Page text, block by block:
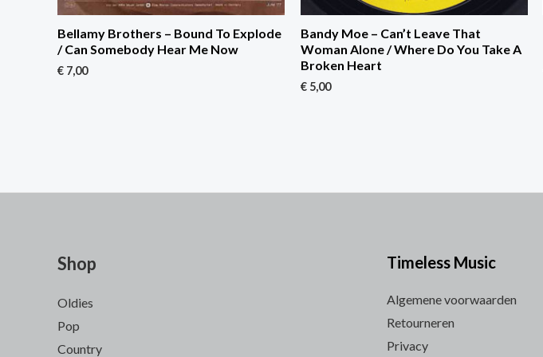
Bellamy Brothers – Bound To Explode
/ Can Somebody Hear Me Now
€ 7,00
Bandy Moe – Can’t Leave That
Woman Alone / Where Do You Take A
Broken Heart
€ 5,00
Shop
Oldies
Pop
Country
Timeless Music
Algemene voorwaarden
Retourneren
Privacy